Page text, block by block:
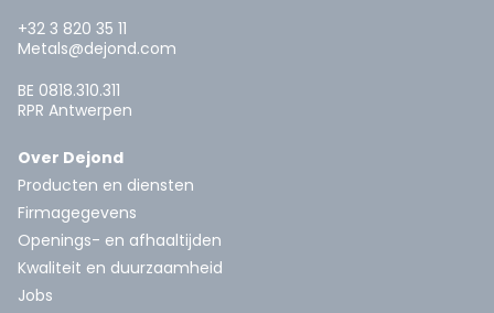
+32 3 820 35 11
Metals@dejond.com
BE 0818.310.311
RPR Antwerpen
Over Dejond
Producten en diensten
Firmagegevens
Openings- en afhaaltijden
Kwaliteit en duurzaamheid
Jobs